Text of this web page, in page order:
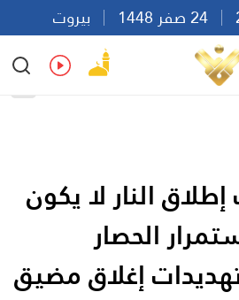
بيروت
Ar
النار لا يكون
الحصار
إغلاق مضيق